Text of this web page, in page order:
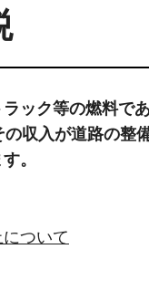
ック等の燃料で
収入が道路の整
。
ついて